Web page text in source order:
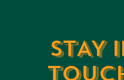
STAY